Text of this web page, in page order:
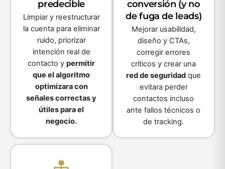
predecible
Limpiar y reestructurar
la cuenta para eliminar
ruido, priorizar
intención real de
contacto ypermitir
que el algoritmo
optimizara con
señales correctas y
útiles para el
negocio.
conversión (y no
de fuga de leads)
Mejorar usabilidad,
diseño y CTAs,
corregir errores
críticos y crear una
red de seguridad que
evitara perder
contactos incluso
ante fallos técnicos o
de tracking.